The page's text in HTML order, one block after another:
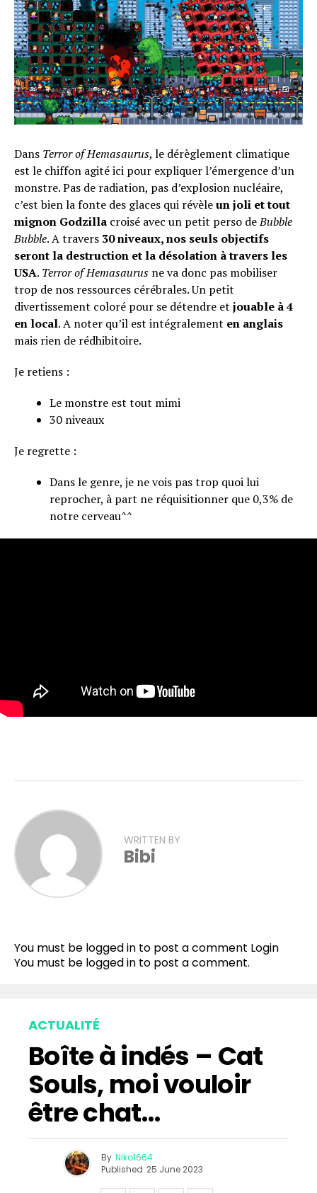
Dans Terror of Hemasaurus, le dérèglement climatique
est le chiffon agité ici pour expliquer l’émergence d’un
monstre. Pas de radiation, pas d’explosion nucléaire,
c’est bien la fonte des glaces qui révèleun joli et tout
mignon Godzilla croisé avec un petit perso deBubble
Bubble. A travers 30 niveaux, nos seuls objectifs
seront la destruction et la désolation à travers les
USA. Terror of Hemasaurus ne va donc pas mobiliser
trop de nos ressources cérébrales. Un petit
divertissement coloré pour se détendre et jouable à 4
en local. A noter qu’il est intégralement en anglais
mais rien de rédhibitoire.
Je retiens :
Le monstre est tout mimi
30 niveaux
Je regrette :
Dans le genre, je ne vois pas trop quoi lui
reprocher, à part ne réquisitionner que 0,3% de
notre cerveau^^
WRITTEN BY
Bibi
You must be logged in to post a comment Login
You must be logged in to post a comment.
ACTUALITÉ
Boîte à indés – Cat
Souls, moi vouloir
être chat…
By Niko1664
Published 25 June 2023